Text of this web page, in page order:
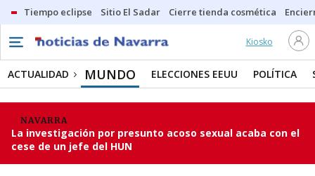
Tiempo eclipse Sitio El Sadar Cierre tienda cosmética
Kiosko
ACTUALIDAD MUNDO ELECCIONES EEUU POLÍTICA
NAVARRA
La investigación por presunto acoso sexual acaba con el
cese de un jefe del HUN